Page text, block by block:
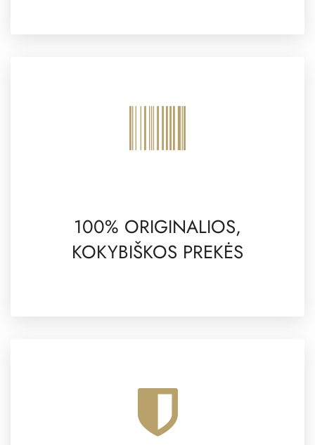
100% ORIGINALIOS,
KOKYBIŠKOS PREKĖS